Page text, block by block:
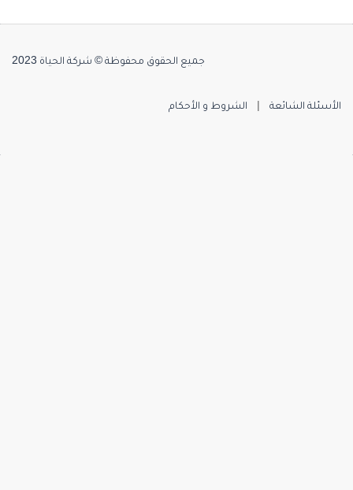
جميع الحقوق محفوظة © شركة الحياة 2023
الأسئلة الشائعة الشروط و الأحكام